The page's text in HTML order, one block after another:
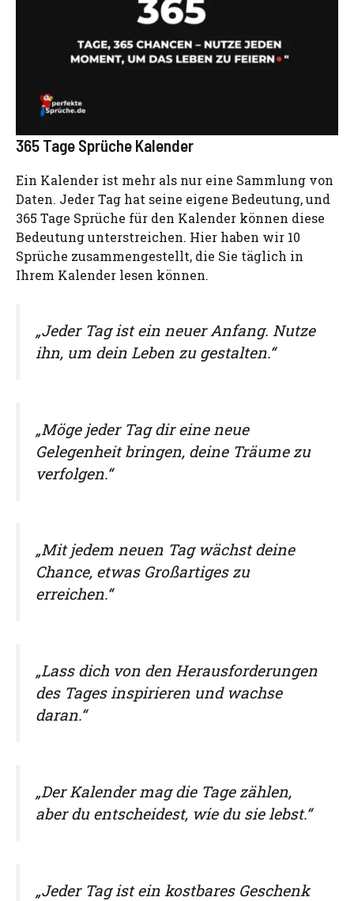
365 Tage Sprüche Kalender
Ein Kalender ist mehr als nur eine Sammlung von
Daten. Jeder Tag hat seine eigene Bedeutung, und
365 Tage Sprüche für den Kalender können diese
Bedeutung unterstreichen. Hier haben wir 10
Sprüche zusammengestellt, die Sie täglich in
Ihrem Kalender lesen können.
„Jeder Tag ist ein neuer Anfang. Nutze
ihn, um dein Leben zu gestalten.“
„Möge jeder Tag dir eine neue
Gelegenheit bringen, deine Träume zu
verfolgen.“
„Mit jedem neuen Tag wächst deine
Chance, etwas Großartiges zu
erreichen.“
„Lass dich von den Herausforderungen
des Tages inspirieren und wachse
daran.“
„Der Kalender mag die Tage zählen,
aber du entscheidest, wie du sie lebst.“
„Jeder Tag ist ein kostbares Geschenk